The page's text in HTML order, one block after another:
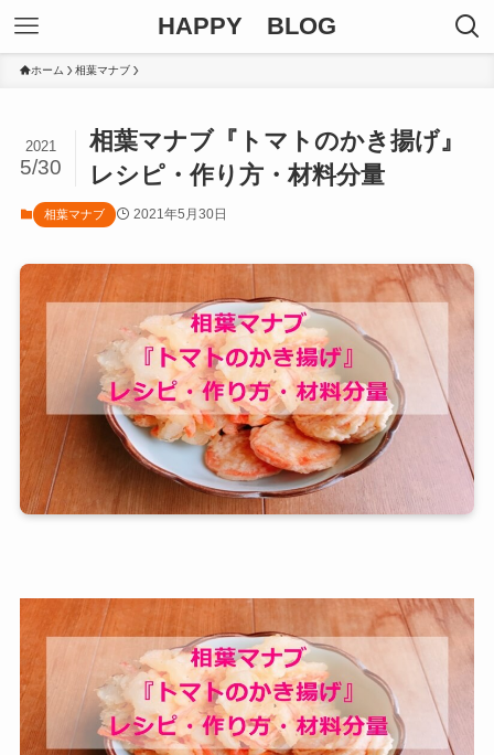
HAPPY BLOG
ホーム 相葉マナブ
相葉マナブ『トマトのかき揚げ』
レシピ・作り方・材料分量
2021
5/30
相葉マナブ 2021年5月30日